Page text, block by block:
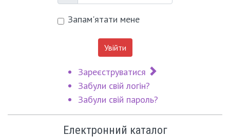
Запам'ятати мене
Увійти
Зареєструватися
Забули свій логін?
Забули свій пароль?
Електронний каталог